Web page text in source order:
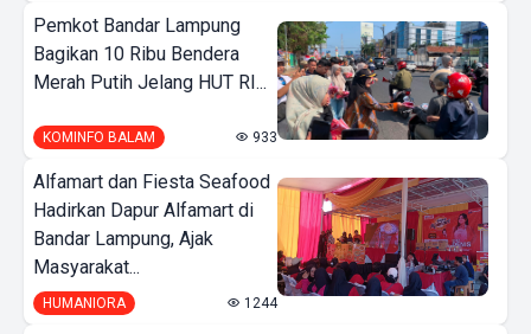
Pemkot Bandar Lampung
Bagikan 10 Ribu Bendera
Merah Putih Jelang HUT RI...
KOMINFO BALAM 933
Alfamart dan Fiesta Seafood
Hadirkan Dapur Alfamart di
Bandar Lampung, Ajak
Masyarakat...
HUMANIORA 1244